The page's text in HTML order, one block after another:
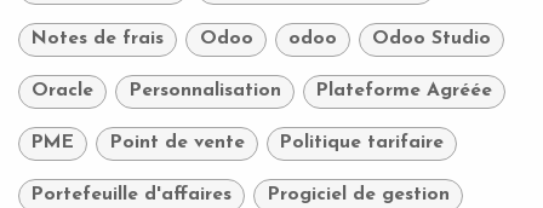
Notes de frais Odoo odoo Odoo Studio
Oracle Personnalisation Plateforme Agréée
PME Point de vente Politique tarifaire
Portefeuille d'affaires Progiciel de gestion